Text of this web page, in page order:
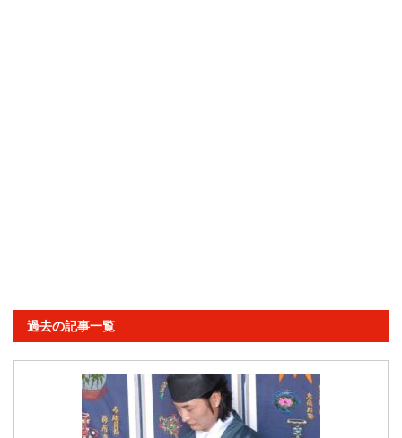
過去の記事一覧